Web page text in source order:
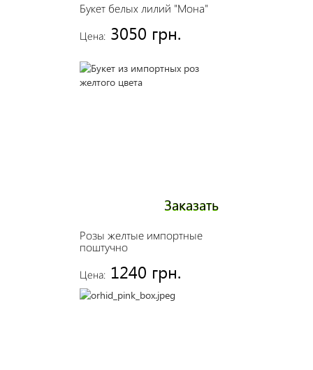
Букет белых лилий "Мона"
Цена: 3050 грн.
Розы желтые импортные
поштучно
Цена: 1240 грн.
Заказать